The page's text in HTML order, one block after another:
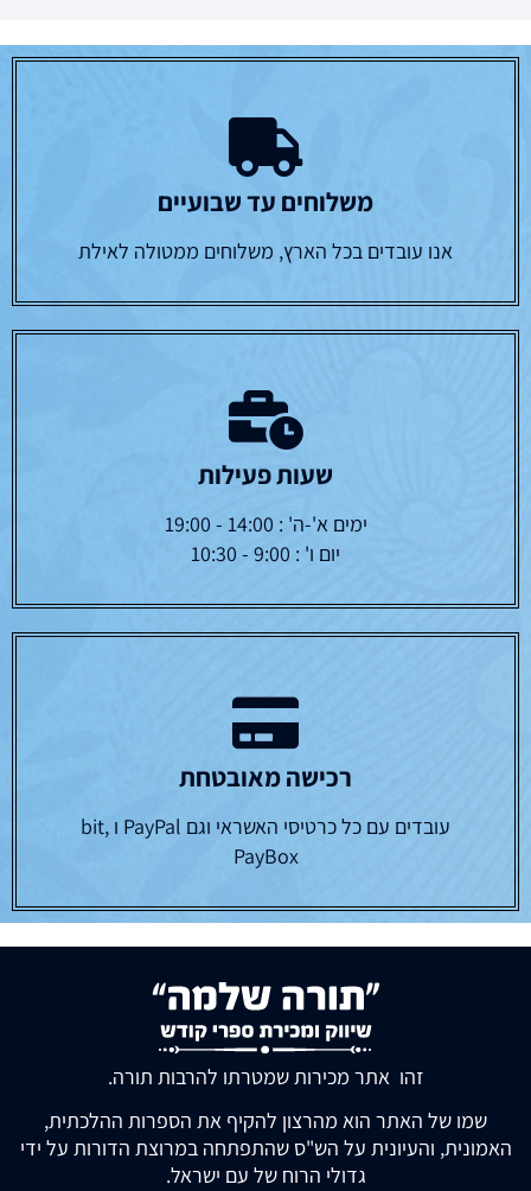
משלוחים עד שבועיים
אנו עובדים בכל הארץ, משלוחים ממטולה לאילת
שעות פעילות
ימים א'-ה' : 14:00 - 19:00
יום ו' : 9:00 - 10:30
רכישה מאובטחת
עובדים עם כל כרטיסי האשראי וגם PayPal ו bit,
PayBox
זהו אתר מכירות שמטרתו להרבות תורה.
שמו של האתר הוא מהרצון להקיף את הספרות ההלכתית,
האמונית, והעיונית על הש"ס שהתפתחה במרוצת הדורות על ידי
גדולי הרוח של עם ישראל.